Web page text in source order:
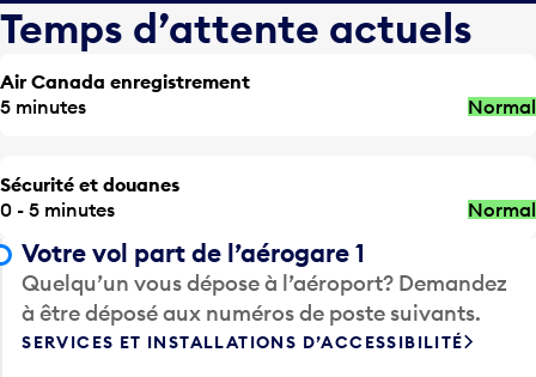
Temps d’attente actuels
Air Canada enregistrement
5 minutes
Normal
Sécurité et douanes
0 - 5 minutes
Normal
Votre vol part de l’aérogare 1
Quelqu’un vous dépose à l’aéroport? Demandez
à être déposé aux numéros de poste suivants.
SERVICES ET INSTALLATIONS D’ACCESSIBILITÉ